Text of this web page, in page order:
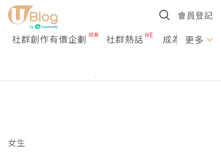
會員登記
社群創作有價企劃 社群熱話 成為U更多
女生